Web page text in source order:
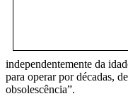
independentemente da
para operar por décadas,
obsolescência”.